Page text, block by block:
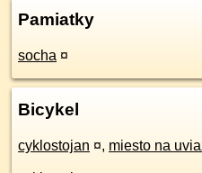
Pamiatky
socha ¤
Bicykel
cyklostojan ¤, miesto na